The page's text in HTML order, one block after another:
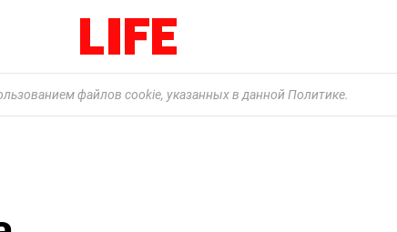
файлов cookie, указанных в данной Политике.